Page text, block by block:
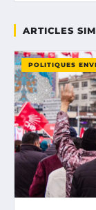
ARTICLES
POLITIQUES